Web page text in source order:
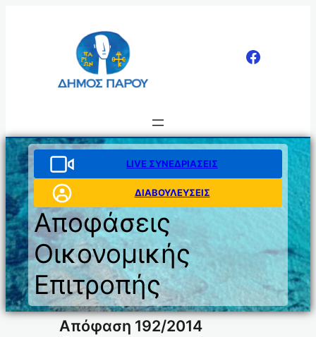
LIVE ΣΥΝΕΔΡΙΑΣΕΙΣ
ΔΙΑΒΟΥΛΕΥΣΕΙΣ
Αποφάσεις
Οικονομικής
Επιτροπής
Απόφαση 192/2014